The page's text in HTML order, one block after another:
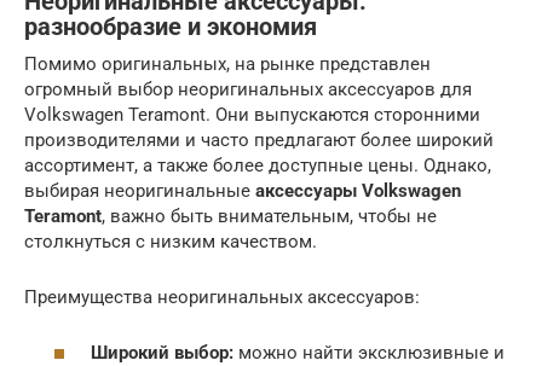
разнообразие и экономия
Помимо оригинальных, на рынке представлен
огромный выбор неоригинальных аксессуаров для
Volkswagen Teramont. Они выпускаются сторонними
производителями и часто предлагают более широкий
ассортимент, а также более доступные цены. Однако,
выбирая неоригинальные аксессуары Volkswagen
Teramont, важно быть внимательным, чтобы не
столкнуться с низким качеством.
Преимущества неоригинальных аксессуаров:
Широкий выбор: можно найти эксклюзивные и